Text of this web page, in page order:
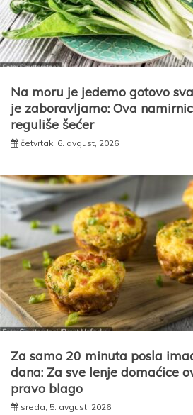
Na moru je jedemo gotovo
je zaboravljamo: Ova
reguliše šećer
četvrtak, 6. avgust, 2026
Za samo 20 minuta posla
dana: Za sve lenje domaćice
pravo blago
sreda, 5. avgust, 2026